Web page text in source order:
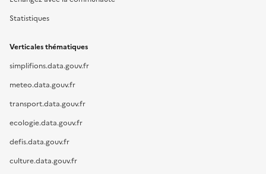
Statistiques
Verticales thématiques
simplifions.data.gouv.fr
meteo.data.gouv.fr
transport.data.gouv.fr
ecologie.data.gouv.fr
defis.data.gouv.fr
culture.data.gouv.fr